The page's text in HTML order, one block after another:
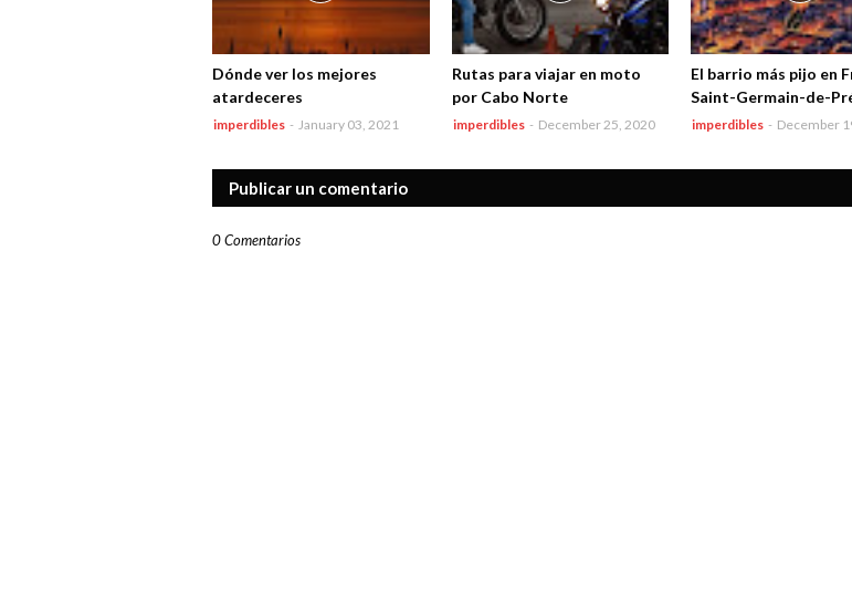
Dónde ver los mejores
atardeceres
imperdibles - January 03, 2021
Rutas para viajar en moto
por Cabo Norte
imperdibles - December 25, 2020
El barrio más pijo en
Saint-Germain-de-
imperdibles - December
Publicar un comentario
0 Comentarios